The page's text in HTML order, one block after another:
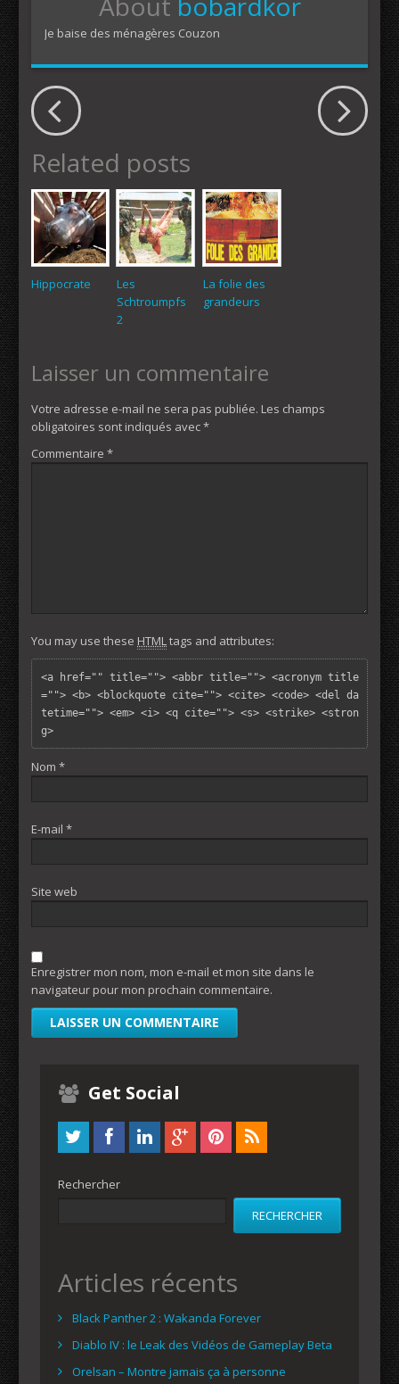
Je baise des ménagères Couzon
Related posts
Hippocrate
Les
Schtroumpfs
2
La folie des
grandeurs
Laisser un commentaire
Votre adresse e-mail ne sera pas publiée. Les champs
obligatoires sont indiqués avec*
Commentaire *
You may use these HTMLtags and attributes:
<a href="" title=""> <abbr title=""> <acronym title
=""> <b> <blockquote cite=""> <cite> <code> <del da
tetime=""> <em> <i> <q cite=""> <s> <strike> <stron
g>
Nom *
E-mail *
Site web
Enregistrer mon nom, mon e-mail et mon site dans le
navigateur pour mon prochain commentaire.
Get Social
Rechercher
RECHERCHER
Articles récents
Black Panther 2 : Wakanda Forever
Diablo IV : le Leak des Vidéos de Gameplay Beta
Orelsan – Montre jamais ça à personne